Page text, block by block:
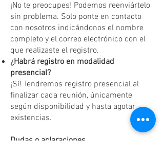
¡No te preocupes! Podemos reenviártelo
sin problema. Solo ponte en contacto
con nosotros indicándonos el nombre
completo y el correo electrónico con el
que realizaste el registro.
¿Habrá registro en modalidad
presencial?
¡Sí! Tendremos registro presencial al
finalizar cada reunión, únicamente
según disponibilidad y hasta agotar
existencias.
Dudas o aclaraciones